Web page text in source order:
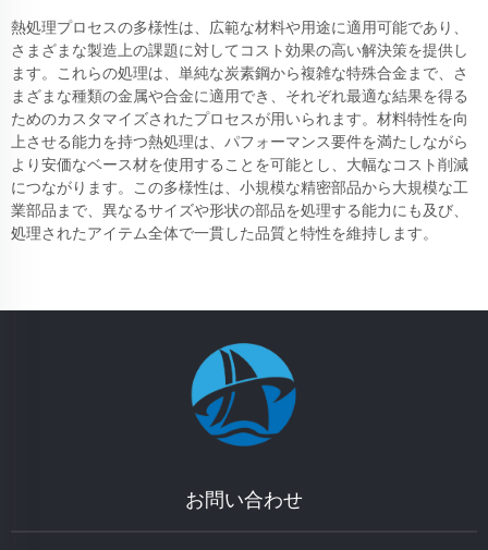
熱処理プロセスの多様性は、広範な材料や用途に適用可能であり、
さまざまな製造上の課題に対してコスト効果の高い解決策を提供し
ます。これらの処理は、単純な炭素鋼から複雑な特殊合金まで、さ
まざまな種類の金属や合金に適用でき、それぞれ最適な結果を得る
ためのカスタマイズされたプロセスが用いられます。材料特性を向
上させる能力を持つ熱処理は、パフォーマンス要件を満たしながら
より安価なベース材を使用することを可能とし、大幅なコスト削減
につながります。この多様性は、小規模な精密部品から大規模な工
業部品まで、異なるサイズや形状の部品を処理する能力にも及び、
処理されたアイテム全体で一貫した品質と特性を維持します。
お問い合わせ